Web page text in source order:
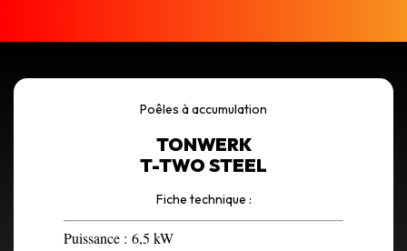
Poêles à accumulation
TONWERK
T-TWO STEEL
Fiche technique :
Puissance : 6,5 kW